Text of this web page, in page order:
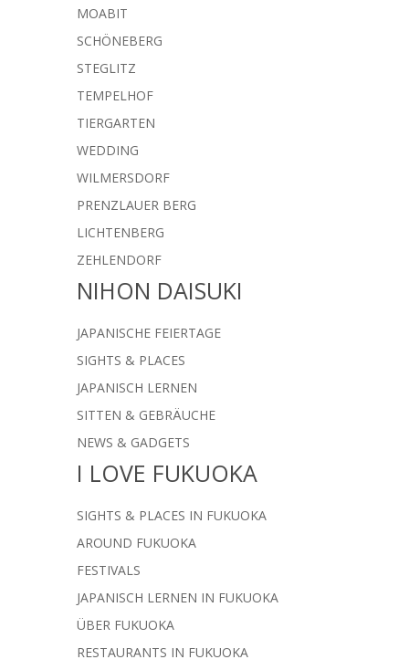
MOABIT
SCHÖNEBERG
STEGLITZ
TEMPELHOF
TIERGARTEN
WEDDING
WILMERSDORF
PRENZLAUER BERG
LICHTENBERG
ZEHLENDORF
NIHON DAISUKI
JAPANISCHE FEIERTAGE
SIGHTS & PLACES
JAPANISCH LERNEN
SITTEN & GEBRÄUCHE
NEWS & GADGETS
I LOVE FUKUOKA
SIGHTS & PLACES IN FUKUOKA
AROUND FUKUOKA
FESTIVALS
JAPANISCH LERNEN IN FUKUOKA
ÜBER FUKUOKA
RESTAURANTS IN FUKUOKA